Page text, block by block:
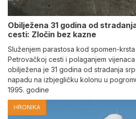
Obilježena 31 godina od
cesti: Zločin bez kazne
Služenjem parastosa kod spomen-
Petrovačkoj cesti i polaganjem
obilježena je 31 godina od stradanja
napadu na izbjegličku kolonu u
1995. godine
HRONIKA